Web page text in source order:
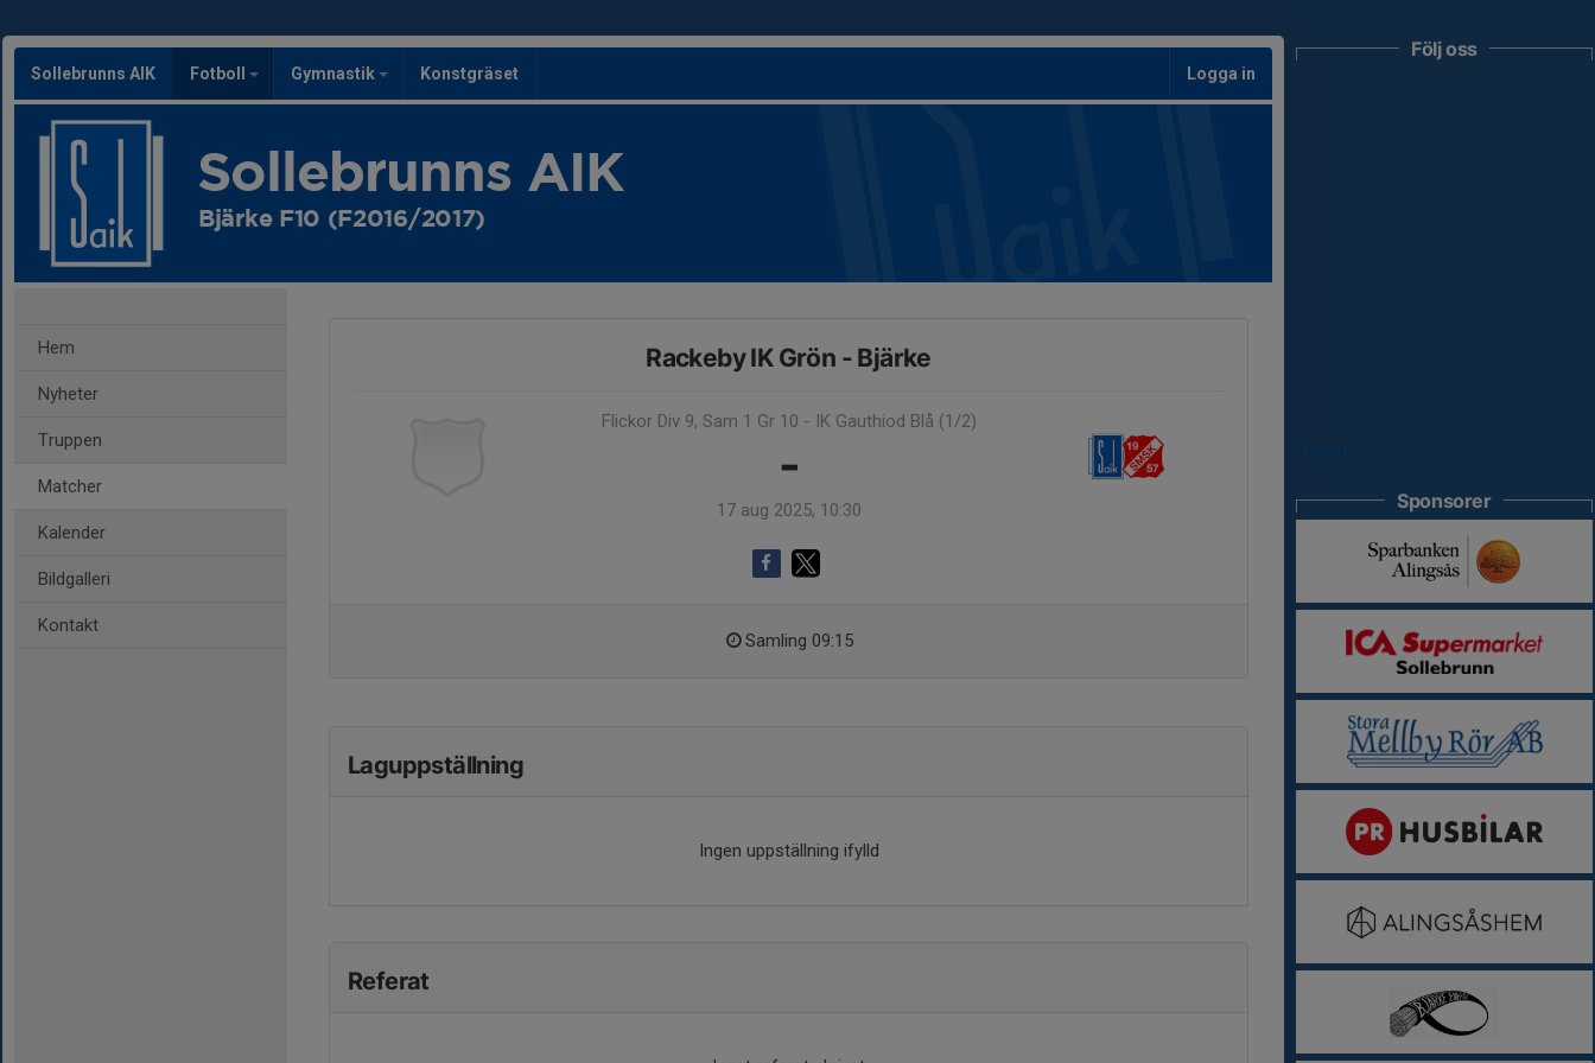
Sollebrunns AIK Fotboll Gymnastik Konstgräset Logga in
Sollebrunns AIK
Bjärke F10 (F2016/2017)
Hem
Nyheter
Truppen
Matcher
Kalender
Bildgalleri
Kontakt
Rackeby IK Grön - Bjärke
Flickor Div 9, Sam 1 Gr 10 - IK Gauthiod Blå (1/2)
-
17 aug 2025, 10:30
Samling 09:15
Laguppställning
Ingen uppställning ifylld
Referat
Följ oss
Sponsorer